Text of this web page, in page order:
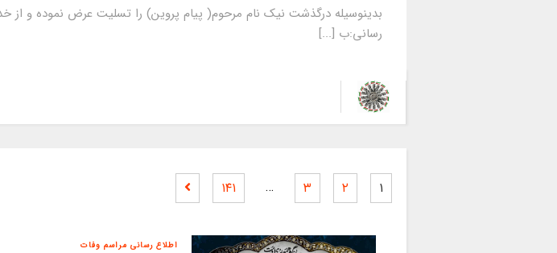
بدینوسیله درگذشت نیک نام مرحوم( پیام پروین) را تسلیت عرض نموده و
رسانی:ب [...]
۱ ۲ ۳ … ۱۴۱
اطلاع رسانی مراسم وفات